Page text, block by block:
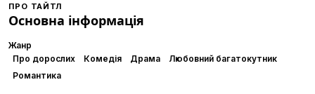
ПРО ТАЙТЛ
Основна інформація
Жанр
Про дорослих
Комедія Драма
Любовний багатокутник
Романтика